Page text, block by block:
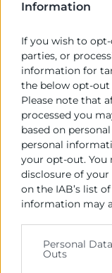
Information
If you wish to
parties, or
information for
the below opt-
Please note that
processed you
based on
personal
your opt-out. You
disclosure of
on the IAB’s list
information may
Please note that
Personal
Outs
la firma de
València en la
permeten
present i futur
el teixit
professionals de
significativament
perspectives clau
estratègiques i
empreses.”
accelerar les